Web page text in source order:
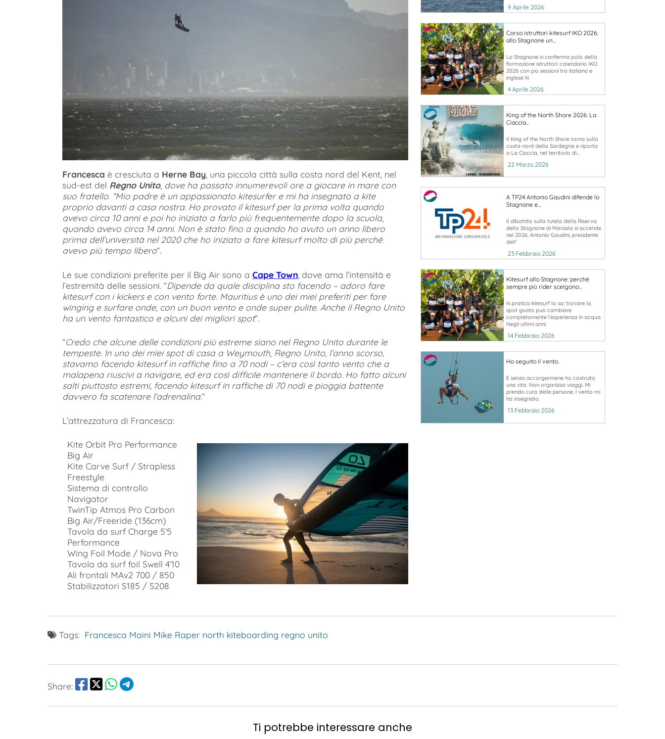
Francesca è cresciuta a Herne Bay , una piccola città sulla costa nord del Kent, nel
sud-est del Regno Unito, dove ha passato innumerevoli ore a giocare in mare con
suo fratello. “Mio padre è un appassionato kitesurfer e mi ha insegnato a kite
proprio davanti a casa nostra. Ho provato il kitesurf per la prima volta quando
avevo circa 10 anni e poi ho iniziato a farlo più frequentemente dopo la scuola,
quando avevo circa 14 anni. Non è stato fino a quando ho avuto un anno libero
prima dell’università nel 2020 che ho iniziato a fare kitesurf molto di più perché
avevo più tempo libero“.
Le sue condizioni preferite per il Big Air sono a Cape Town , dove ama l’intensità e
l’estremità delle sessioni. “Dipende da quale disciplina sto facendo – adoro fare
kitesurf con i kickers e con vento forte. Mauritius è uno dei miei preferiti per fare
winging e surfare onde, con un buon vento e onde super pulite. Anche il Regno Unito
ha un vento fantastico e alcuni dei migliori spot“.
“Credo che alcune delle condizioni più estreme siano nel Regno Unito durante le
tempeste. In uno dei miei spot di casa a Weymouth, Regno Unito, l’anno scorso,
stavamo facendo kitesurf in raffiche fino a 70 nodi – c’era così tanto vento che a
malapena riuscivi a navigare, ed era così difficile mantenere il bordo. Ho fatto alcuni
salti piuttosto estremi, facendo kitesurf in raffiche di 70 nodi e pioggia battente
davvero fa scatenare l’adrenalina.“
L’attrezzatura di Francesca:
Kite Orbit Pro Performance
Big Air
Kite Carve Surf / Strapless
Freestyle
Sistema di controllo
Navigator
TwinTip Atmos Pro Carbon
Big Air/Freeride (136cm)
Tavola da surf Charge 5’5
Performance
Wing Foil Mode / Nova Pro
Tavola da surf foil Swell 4’10
Ali frontali MAv2 700 / 850
Stabilizzatori S185 / S208
9 Aprile 2026
Corso istruttori kitesurf IKO 2026:
allo Stagnone un…
Lo Stagnone si conferma polo della
formazione istruttori: calendario IKO
2026 con più sessioni tra italiano e
inglese N
4 Aprile 2026
King of the North Shore 2026: La
Ciaccia…
Il King of the North Shore torna sulla
costa nord della Sardegna e riporta
a La Ciaccia, nel territorio di...
22 Marzo 2026
A TP24 Antonio Gaudini difende lo
Stagnone e…
Il dibattito sulla tutela della Riserva
dello Stagnone di Marsala si accende
nel 2026. Antonio Gaudini, presidente
dell'
23 Febbraio 2026
Kitesurf allo Stagnone: perché
sempre più rider scelgono…
hi pratica kitesurf lo sa: trovare lo
spot giusto può cambiare
completamente l’esperienza in acqua.
Negli ultimi anni
14 Febbraio 2026
Ho seguito il vento.
E senza accorgermene ho costruito
una vita. Non organizzo viaggi. Mi
prendo cura delle persone. l vento mi
ha insegnato.
13 Febbraio 2026
Tags: Francesca Maini Mike Raper north kiteboarding regno unito
Share:
Ti potrebbe interessare anche